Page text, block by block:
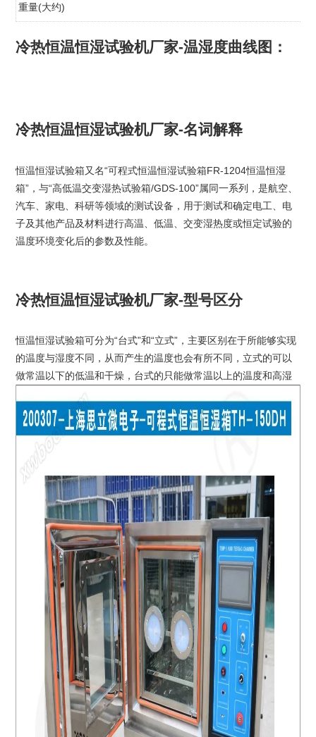
重量(大约)
冷热恒温恒湿试验机厂家-温湿度曲线图 ：
冷热恒温恒湿试验机厂家-名词解释
恒温恒湿试验箱又名“可程式恒温恒湿试验箱FR-1204恒温恒湿
箱”，与“高低温交变湿热试验箱/GDS-100”属同一系列，是航空、
汽车、家电、科研等领域的测试设备，用于测试和确定电工、电
子及其他产品及材料进行高温、低温、交变湿热度或恒定试验的
温度环境变化后的参数及性能。
冷热恒温恒湿试验机厂家-型号区分
恒温恒湿试验箱可分为“台式”和“立式”，主要区别在于所能够实现
的温度与湿度不同，从而产生的温度也会有所不同，立式的可以
做常温以下的低温和干燥，台式的只能做常温以上的温度和高湿